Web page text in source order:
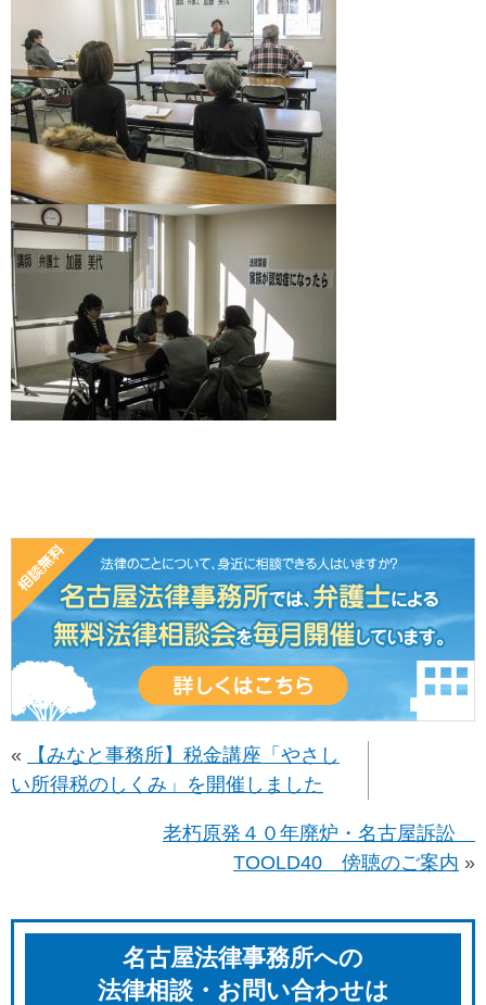
«
【みなと事務所】税金講座「やさし
い所得税のしくみ」を開催しました
老朽原発４０年廃炉・名古屋訴訟
TOOLD40 傍聴のご案内 »
名古屋法律事務所への
法律相談・お問い合わせは